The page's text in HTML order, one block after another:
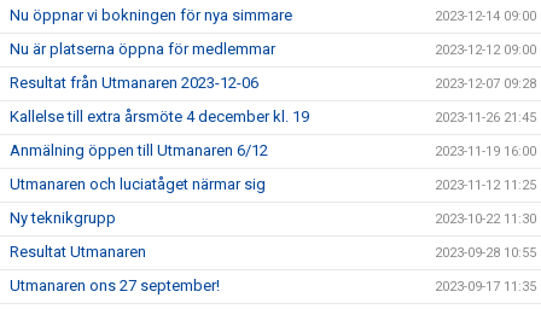
Nu öppnar vi bokningen för nya simmare 2023-12-14 09:00
Nu är platserna öppna för medlemmar 2023-12-12 09:00
Resultat från Utmanaren 2023-12-06 2023-12-07 09:28
Kallelse till extra årsmöte 4 december kl. 19 2023-11-26 21:45
Anmälning öppen till Utmanaren 6/12 2023-11-19 16:00
Utmanaren och luciatåget närmar sig 2023-11-12 11:25
Ny teknikgrupp 2023-10-22 11:30
Resultat Utmanaren 2023-09-28 10:55
Utmanaren ons 27 september! 2023-09-17 11:35